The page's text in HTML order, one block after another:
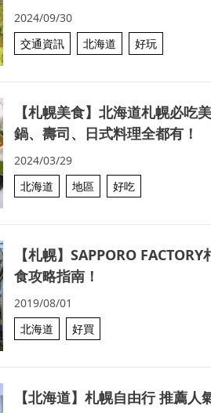
2024/09/30
交通資訊
北海道 好玩
【札幌美食】北海道札幌必吃
鍋、壽司、日式料理全都有！
2024/03/29
北海道
地區 好吃
【札幌】SAPPORO
食攻略指南！
2019/08/01
北海道
好買
【北海道】札幌自由行 推薦